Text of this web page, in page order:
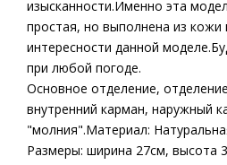
изысканности.Именно эта
простая, но выполнена из кожи
интересности данной
при любой погоде.
Основное отделение,
внутренний карман, наружный
"молния".Материал:
Размеры: ширина 27см, высота